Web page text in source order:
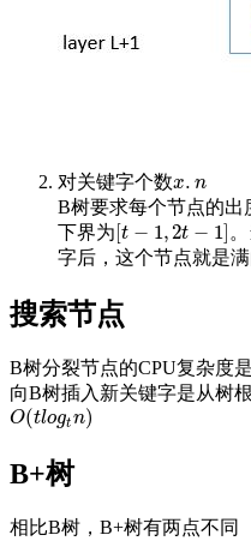
对关键字个数x. n
x.n
B树要求每个节点的出
下界为 [t − 1,2t − 1]
t−1, 2t−1]
字后，这个节点就是满
搜索节点
B树分裂节点的CPU复杂度是
向B树插入新关键字是从树
O(tlogtn)
O(tlogtn)
B+树
相比B树，B+树有两点不同